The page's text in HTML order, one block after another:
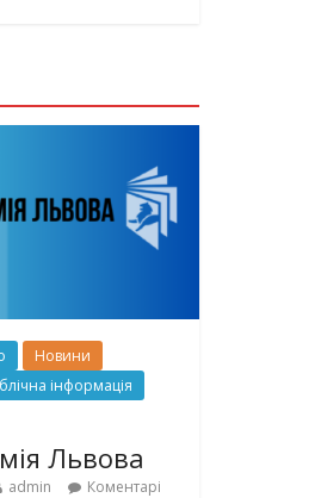
Новини
інформація
Львова
admin
Коментарі